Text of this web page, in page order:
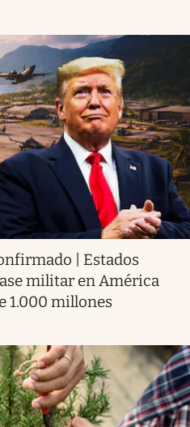
| Estados
militar en América
1.000 millones